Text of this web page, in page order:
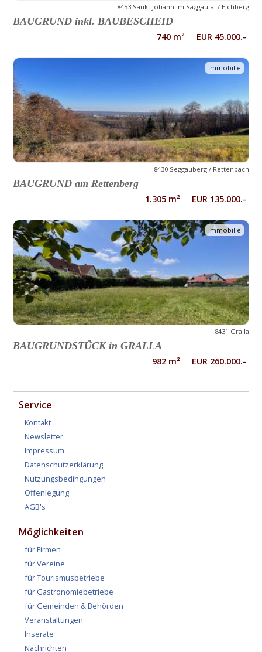
8453 Sankt Johann im Saggautal / Eichberg
BAUGRUND inkl. BAUBESCHEID
740 m² EUR 45.000.-
Immobilie
8430 Seggauberg / Rettenbach
BAUGRUND am Rettenberg
1.305 m² EUR 135.000.-
Immobilie
8431 Gralla
BAUGRUNDSTÜCK in GRALLA
982 m² EUR 260.000.-
Service
Kontakt
Newsletter
Impressum
Datenschutzerklärung
Nutzungsbedingungen
Offenlegung
AGB's
Möglichkeiten
für Firmen
für Vereine
für Tourismusbetriebe
für Gastronomiebetriebe
für Gemeinden & Behörden
Veranstaltungen
Inserate
Nachrichten